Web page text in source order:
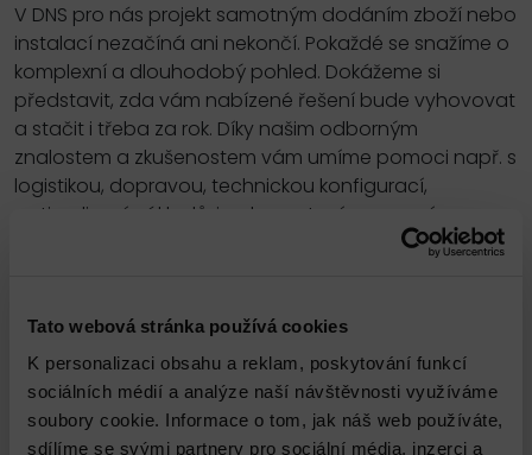
Tato webová stránka používá cookies
K personalizaci obsahu a reklam, poskytování funkcí
sociálních médií a analýze naší návštěvnosti využíváme
soubory cookie. Informace o tom, jak náš web používáte,
sdílíme se svými partnery pro sociální média, inzerci a
V DNS pro nás projekt samotným dodáním zboží nebo
instalací nezačíná ani nekončí. Pokaždé se snažíme o
komplexní a dlouhodobý pohled. Dokážeme si
představit, zda vám nabízené řešení bude vyhovovat
a stačit i třeba za rok. Díky našim odborným
znalostem a zkušenostem vám umíme pomoci např. s
logistikou, dopravou, technickou konfigurací,
optimalizací nákladů, implementací, prevencí
poskytujeme pod hlavičkou ServiceHUB. Přehled
nejčastěji poskytovaných služeb uvádíme a
pravidelně aktualizujeme právě zde.
Výčet však není kompletní, často se naše služby